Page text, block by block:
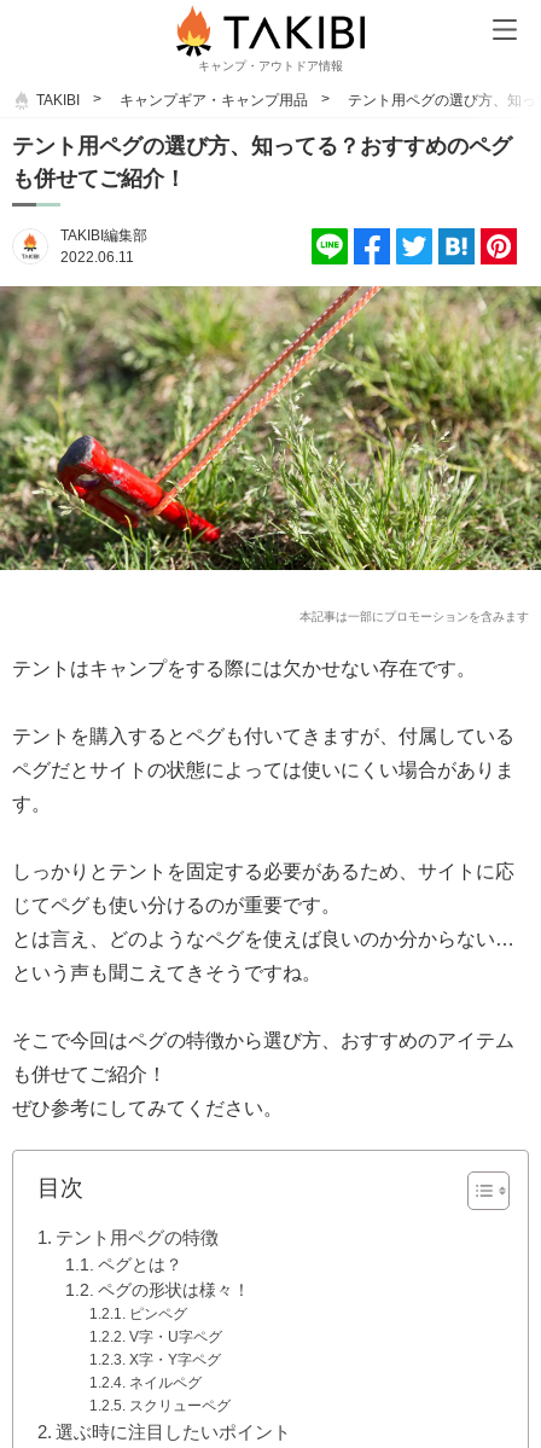
キャンプ・アウトドア情報
TAKIBI キャンプギア・キャンプ用品 テント用ペグの選び方、知
テント用ペグの選び方、知ってる？おすすめのペグ
も併せてご紹介！
TAKIBI編集部
2022.06.11
本記事は一部にプロモーションを含みます
テントはキャンプをする際には欠かせない存在です。
テントを購入するとペグも付いてきますが、付属している
ペグだとサイトの状態によっては使いにくい場合がありま
す。
しっかりとテントを固定する必要があるため、サイトに応
じてペグも使い分けるのが重要です。
とは言え、どのようなペグを使えば良いのか分からない…
という声も聞こえてきそうですね。
そこで今回はペグの特徴から選び方、おすすめのアイテム
も併せてご紹介！
ぜひ参考にしてみてください。
目次
テント用ペグの特徴
ペグとは？
ペグの形状は様々！
ピンペグ
V字・U字ペグ
X字・Y字ペグ
ネイルペグ
スクリューペグ
選ぶ時に注目したいポイント